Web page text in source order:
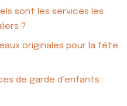
sont les services les
?
originales pour la fête
de garde d’enfants :